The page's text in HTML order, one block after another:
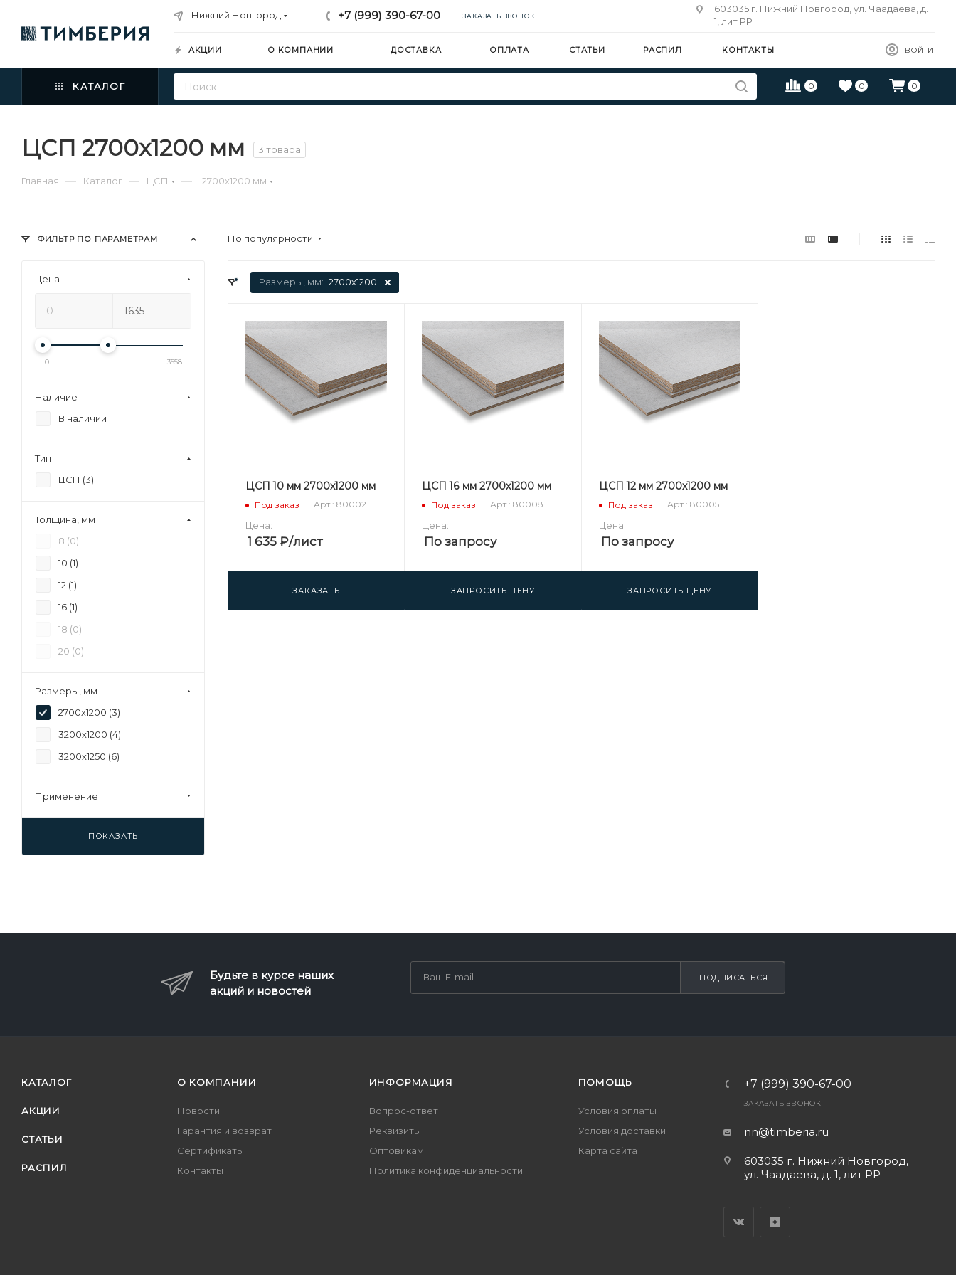
Нижний Новгород +7 (999) 390-67-00 ЗАКАЗАТЬ ЗВОНОК
603035 г. Нижний Новгород, ул. Чаадаева, д.
1, лит РР
ВОЙТИ
АКЦИИ О КОМПАНИИ ДОСТАВКА ОПЛАТА СТАТЬИ РАСПИЛ КОНТАКТЫ
0 0 0
КАТАЛОГ
ЦСП 2700х1200 мм 3 товара
Главная — Каталог — ЦСП — 2700х1200 мм
По популярности
Размеры, мм: 2700х1200
ЦСП 10 мм 2700х1200 мм
Под заказ Арт.: 80002
Цена:
1 635 ₽/лист
ЗАКАЗАТЬ
ЦСП 16 мм 2700х1200 мм
Под заказ Арт.: 80008
Цена:
По запросу
ЗАПРОСИТЬ ЦЕНУ
ЦСП 12 мм 2700х1200 мм
Под заказ Арт.: 80005
Цена:
По запросу
ЗАПРОСИТЬ ЦЕНУ
ФИЛЬТР ПО ПАРАМЕТРАМ
Цена
0 3558
Наличие
В наличии
Тип
ЦСП (3)
Толщина, мм
8 (0)
10 (1)
12 (1)
16 (1)
18 (0)
20 (0)
Размеры, мм
2700х1200 (3)
3200х1200 (4)
3200х1250 (6)
Применение
ПОКАЗАТЬ
Будьте в курсе наших
акций и новостей
ПОДПИСАТЬСЯ
КАТАЛОГ
АКЦИИ
СТАТЬИ
РАСПИЛ
О КОМПАНИИ
Новости
Гарантия и возврат
Сертификаты
Контакты
ИНФОРМАЦИЯ
Вопрос-ответ
Реквизиты
Оптовикам
Политика конфиденциальности
ПОМОЩЬ
Условия оплаты
Условия доставки
Карта сайта
+7 (999) 390-67-00
ЗАКАЗАТЬ ЗВОНОК
nn@timberia.ru
603035 г. Нижний Новгород,
ул. Чаадаева, д. 1, лит РР